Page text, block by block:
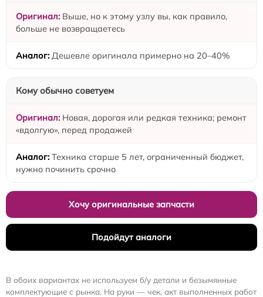
Выше, но к этому узлу вы, как правило,
больше не возвращаетесь
Дешевле оригинала примерно на 20–40%
Кому обычно советуем
Новая, дорогая или редкая техника; ремонт
«вдолгую», перед продажей
Техника старше 5 лет, ограниченный бюджет,
нужно починить срочно
Хочу оригинальные запчасти
Подойдут аналоги
В обоих вариантах не используем б/у детали и безымянные
комплектующие с рынка. На руки — чек, акт выполненных работ